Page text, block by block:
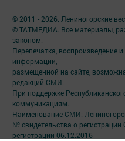
© 2011 - 2026. Лениногорские
© ТАТМЕДИА. Все материалы,
законом.
Перепечатка, воспроизведение
информации,
размещенной на сайте,
редакций СМИ.
При поддержке
коммуникациям.
Наименование СМИ:
№ свидетельства о
регистрации 06.12.2016